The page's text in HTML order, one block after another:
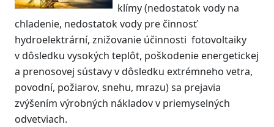
klímy (nedostatok vody na
chladenie, nedostatok vody pre činnosť
hydroelektrární, znižovanie účinnosti fotovoltaiky
v dôsledku vysokých teplôt, poškodenie energetickej
a prenosovej sústavy v dôsledku extrémneho vetra,
povodní, požiarov, snehu, mrazu) sa prejavia
zvýšením výrobných nákladov v priemyselných
odvetviach.